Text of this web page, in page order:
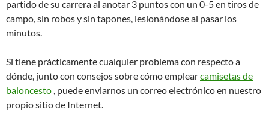
partido de su carrera al anotar 3 puntos con un 0-5 en tiros de
campo, sin robos y sin tapones, lesionándose al pasar los
minutos.
Si tiene prácticamente cualquier problema con respecto a
dónde, junto con consejos sobre cómo emplearcamisetas de
baloncesto , puede enviarnos un correo electrónico en nuestro
propio sitio de Internet.